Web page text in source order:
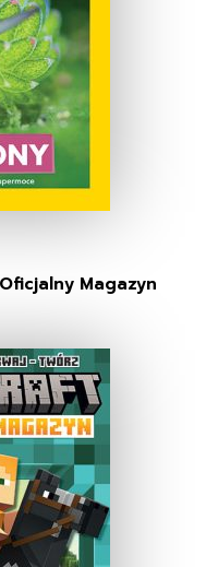
Magazyn